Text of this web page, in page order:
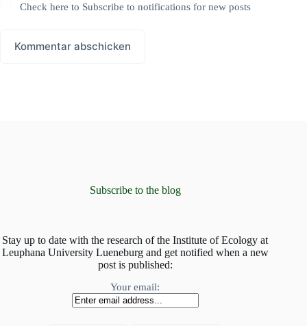
Check here to Subscribe to notifications for new posts
Kommentar abschicken
Subscribe to the blog
Stay up to date with the research of the Institute of Ecology at
Leuphana University Lueneburg and get notified when a new
post is published:
Your email: